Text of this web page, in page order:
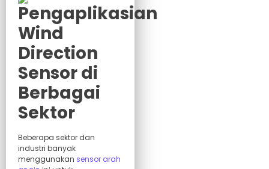
Beberapa sektor dan
industri banyak
menggunakan sensor arah